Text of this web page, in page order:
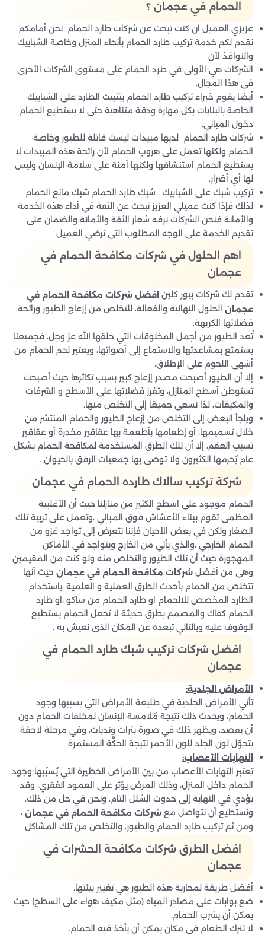
الحمام في عجمان ؟
عزيزي العميل ان كنت تبحث عن شركات طارد الحمام نحن أمامكم
نقدم لكم خدمة تركيب طارد الحمام بأنحاء المنزل وخاصة الشبابيك
والنوافذ لأن
الشركات هي الأولى في طرد الحمام على مستوى الشركات الأخرى
في هذا المجال.
أيضا يقوم خبراء تركيب طارد الحمام بتثبيت الطارد على الشبابيك
الخاصة بالبنايات بكل مهارة ودقة متناهية حتى لا يستطيع الحمام
دخول المباني.
شركات طارد الحمام لديها مبيدات ليست قاتلة للطيور وخاصة
الحمام ولكنها تعمل على هروب الحمام لأن رائحة هذه المبيدات لا
يستطيع الحمام استنشاقها ولكنها أمنة على سلامة الإنسان وليس
لها أي أضرار.
تركيب شبك على الشبابيك . شبك طارد الحمام شبك مانع الحمام
لذلك فإذا كنت عميلي العزيز تبحث عن الثقة في أداء هذه الخدمة
والأمانة فنحن الشركات نرفه شعار الثقة والأمانة والضمان على
تقديم الخدمة على الوجه المطلوب التي ترضي العميل
اهم الحلول في شركات مكافحة الحمام في
عجمان
تقدم لك شركات بيور كلين افضل شركات مكافحة الحمام في
عجمان الحلول النهائية والفعالة، للتخلص من إزعاج الطيور ورائحة
فضلاتها الكريهة.
تُعد الطيور من أجمل المخلوقات التي خلقها الله عز وجل، فجميعنا
يستمتع بمشاعدتها والاستماع إلى أصواتها، ويعتبر لحم الحمام من
أشهى اللحوم على الإطلاق.
إلا أن الطيور أصبحت مصدر إزعاج كبير بسبب تكاثرها حيث أصبحت
تستوطن أسطح المنازل، وتفرز فضلاتها على الأسطح و الشرفات
والمكيفات، لذا نسعى جميعًا إلى التخلص منها.
ويلجأ البعض إلى التخلص من إزعاج الطيور والحمام المنتشر من
خلال تسميمها، أو إطعامها بأطعمة بها عقاقير مخدرة أو عقاقير
تسبب العقم، إلا أن تلك الطرق المستخدمة لمكافحة الحمام بشكل
عام يُحرمها الكثيرون ولا توصي بها جمعيات الرفق بالحيوان .
شركة تركيب سالاك طارده الحمام في عجمان
الحمام موجود على اسطح الكثير من منازلنا حيث أن الأغلبية
العظمى تقوم ببناء الأعشاش فوق المباني ،وتعمل على تربية تلك
الصغار ولكن في بعض الأحيان فإننا نتعرض إلى تواجد غزو من
الحمام الخارجي ،والذي يأتي من الخارج ويتواجد في الأماكن
المهجورة حيث أن تلك الطيور والتخلص منه ولو كنت من المقيمين
وهى من أفضل شركات مكافحة الحمام في عجمان حيث أنها
تتخلص من الحمام بأحدث الطرق العملية و العلمية ،باستخدام
الطارد المخصص للالحمام او طارد الحمام من ساكو ،او طارد
الحمام كفاك والمصمم بطرق حديثة لا تجعل الحمام يستطيع
الوقوف عليه وبالتالي تبعده عن المكان الذي نعيش به .
افضل شركات تركيب شبك طارد الحمام في
عجمان
الأمراض الجلدية:
تأتي الأمراض الجلدية في طليعة الأمراض التي يسببها وجود
الحمام، ويحدث ذلك نتيجة مُلامسة الإنسان لمخلفات الحمام دون
أن يقصد، ويظهر ذلك في صورة بثرات وندبات، وفي مرحلة لاحقة
يتحوَّل لون الجلد للون الأحمر نتيجة الحكَّة المستمرة.
التهابات الأعصاب:
تعتبر التهابات الأعصاب من بين الأمراض الخطيرة التي يُسبِّبها وجود
الحمام داخل المنزل، وذلك المرض يؤثر على العمود الفقري، وقد
يؤدي في النهاية إلى حدوث الشلل التام، ونحن في حل من ذلك،
ونستطيع أن نتواصل مع شركات مكافحة الحمام في عجمان ،
ومن ثم تركيب طارد الحمام والطيور، والتخلص من تلك المشاكل.
افضل الطرق شركات مكافحة الحشرات في
عجمان
أفضل طريقة لمحاربة هذه الطيور هي تغيير بيئتها.
ضع بوابات على مصادر المياه (مثل مكيف هواء على السطح) حيث
يمكن أن يشرب الحمام.
لا تترك الطعام في مكان يمكن أن يأخذ فيه الحمام.